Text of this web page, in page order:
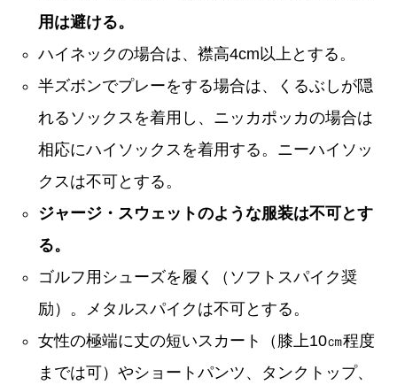
用は避ける。
ハイネックの場合は、襟高4cm以上とする。
半ズボンでプレーをする場合は、くるぶしが隠
れるソックスを着用し、ニッカポッカの場合は
相応にハイソックスを着用する。ニーハイソッ
クスは不可とする。
ジャージ・スウェットのような服装は不可とす
る。
ゴルフ用シューズを履く（ソフトスパイク奨
励）。メタルスパイクは不可とする。
女性の極端に丈の短いスカート（膝上10㎝程度
までは可）やショートパンツ、タンクトップ、